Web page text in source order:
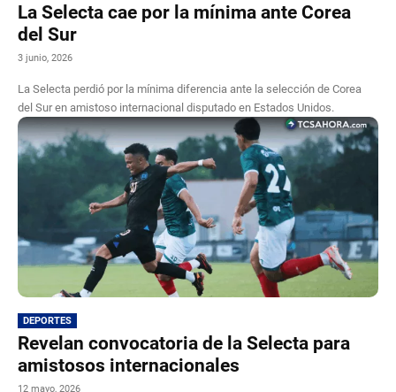
La Selecta cae por la mínima ante Corea
del Sur
3 junio, 2026
La Selecta perdió por la mínima diferencia ante la selección de Corea
del Sur en amistoso internacional disputado en Estados Unidos.
DEPORTES
Revelan convocatoria de la Selecta para
amistosos internacionales
12 mayo, 2026